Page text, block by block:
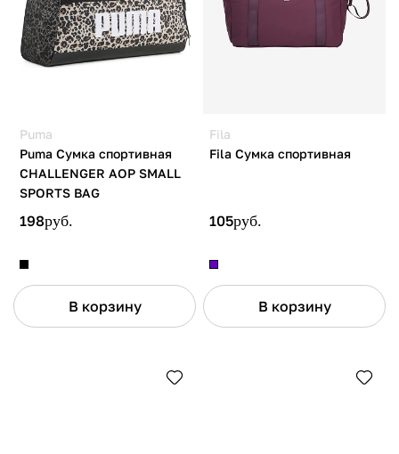
Puma
Puma Сумка спортивная
CHALLENGER AOP SMALL
SPORTS BAG
198руб.
В корзину
Fila
Fila Сумка спортивная
105руб.
В корзину